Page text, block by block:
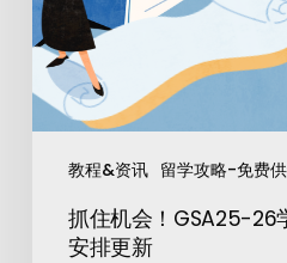
教程&资讯 留学攻略-免费
抓住机会！GSA25-26
安排更新